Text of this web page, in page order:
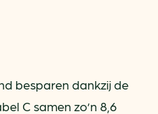
besparen dankzij de
C samen zo’n 8,6